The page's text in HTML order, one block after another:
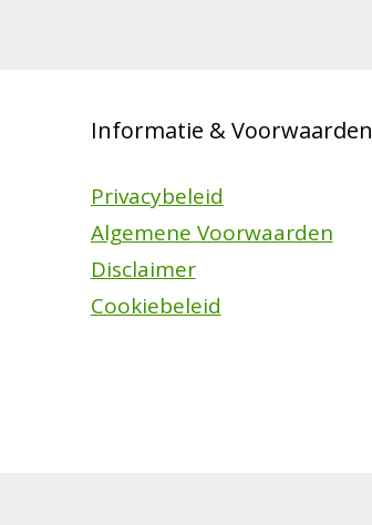
Informatie & Voorwaarden
Privacybeleid
Algemene Voorwaarden
Disclaimer
Cookiebeleid